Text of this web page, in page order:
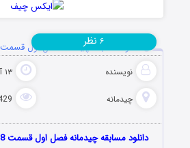
دانلود مسابقه چیدمانه فصل اول قسمت 8
نویسنده ۱۳ آبان ۱۴۰۲
چیدمانه
۶ نظر